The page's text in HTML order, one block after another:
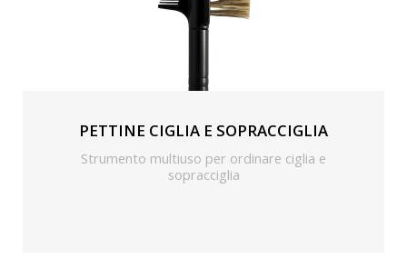
PETTINE CIGLIA E SOPRACCIGLIA
Strumento multiuso per ordinare ciglia e
sopracciglia